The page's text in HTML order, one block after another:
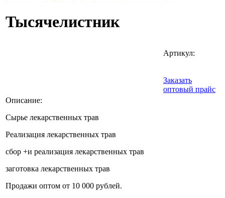
Тысячелистник
Артикул:
Заказать
оптовый прайс
Описание:
Сырье лекарственных трав
Реализация лекарственных трав
сбор +и реализация лекарственных трав
заготовка лекарственных трав
Продажи оптом от 10 000 рублей.